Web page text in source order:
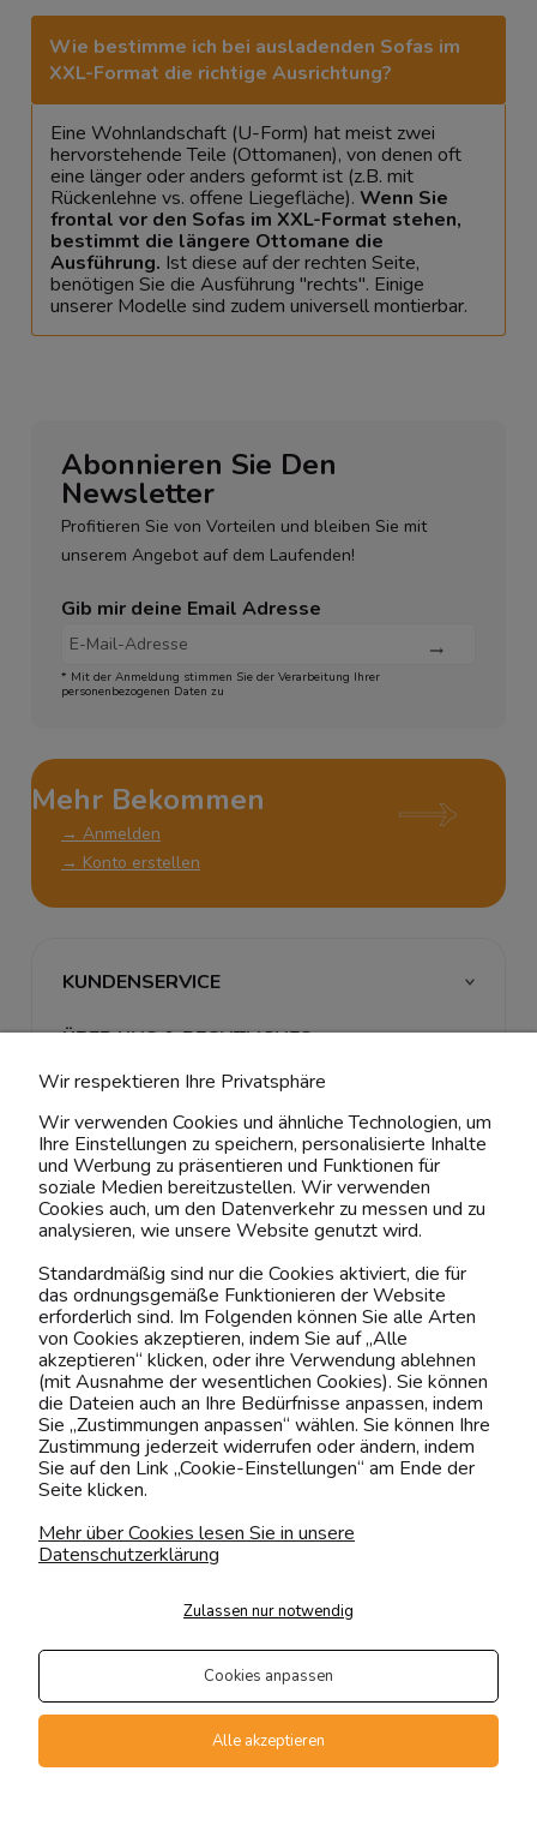
Wie bestimme ich bei ausladenden Sofas im
XXL-Format die richtige Ausrichtung?
Eine Wohnlandschaft (U-Form) hat meist zwei
hervorstehende Teile (Ottomanen), von denen oft
eine länger oder anders geformt ist (z.B. mit
Rückenlehne vs. offene Liegefläche). Wenn Sie
frontal vor den Sofas im XXL-Format stehen,
bestimmt die längere Ottomane die
Ausführung. Ist diese auf der rechten Seite,
benötigen Sie die Ausführung "rechts". Einige
unserer Modelle sind zudem universell montierbar.
Abonnieren Sie Den
Newsletter
Profitieren Sie von Vorteilen und bleiben Sie mit
unserem Angebot auf dem Laufenden!
Gib mir deine Email Adresse
* Mit der Anmeldung stimmen Sie der Verarbeitung Ihrer
personenbezogenen Daten zu
Mehr Bekommen
→ Anmelden
→ Konto erstellen
Kontaktiere uns!
0151 12200811
shop@yourhouse24.eu
Mo. - Fr. 07:00-15:00
KUNDENSERVICE
ÜBER UNS & RECHTLICHES
MEIN ACCOUNT
BELIEBTE KATEGORIEN
Transportarten
Der Versand erfolgt per
private Spedition
Geprüfte Präsenz
Zahlungsmethoden
Wir respektieren Ihre Privatsphäre
Wir verwenden Cookies und ähnliche Technologien, um
Ihre Einstellungen zu speichern, personalisierte Inhalte
und Werbung zu präsentieren und Funktionen für
soziale Medien bereitzustellen. Wir verwenden
Cookies auch, um den Datenverkehr zu messen und zu
analysieren, wie unsere Website genutzt wird.
Standardmäßig sind nur die Cookies aktiviert, die für
das ordnungsgemäße Funktionieren der Website
erforderlich sind. Im Folgenden können Sie alle Arten
von Cookies akzeptieren, indem Sie auf „Alle
akzeptieren“ klicken, oder ihre Verwendung ablehnen
(mit Ausnahme der wesentlichen Cookies). Sie können
die Dateien auch an Ihre Bedürfnisse anpassen, indem
Sie „Zustimmungen anpassen“ wählen. Sie können Ihre
Zustimmung jederzeit widerrufen oder ändern, indem
Sie auf den Link „Cookie-Einstellungen“ am Ende der
Seite klicken.
Mehr über Cookies lesen Sie in unsere
Datenschutzerklärung
Zulassen nur notwendig
Cookies anpassen
Alle akzeptieren